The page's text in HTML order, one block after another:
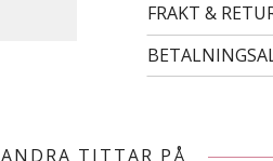
FRAKT &
ANDRA TITTAR PÅ